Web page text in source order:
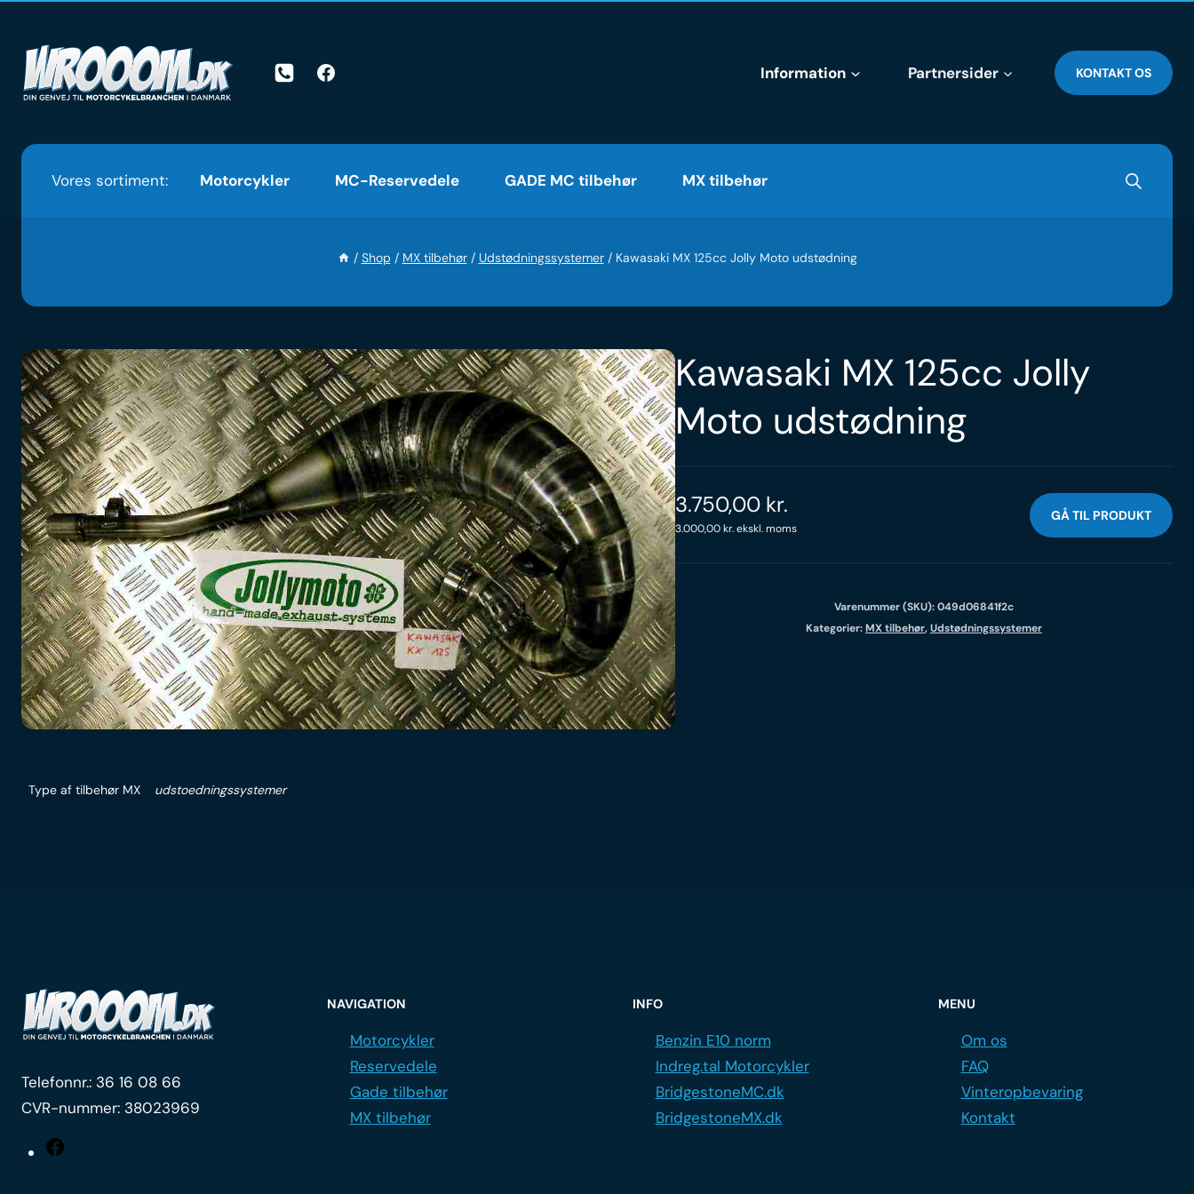
content
Information Partnersider KONTAKT OS
Vores sortiment: Motorcykler MC-Reservedele GADE MC tilbehør MX tilbehør
/ Shop / MX tilbehør / Udstødningssystemer / Kawasaki MX 125cc Jolly Moto udstødning
Type af tilbehør MX udstoedningssystemer
Kawasaki MX 125cc Jolly
Moto udstødning
3.750,00 kr.
3.000,00kr.ekskl. moms
GÅ TIL PRODUKT
Varenummer (SKU):049d06841f2c
Kategorier:MX tilbehør,Udstødningssystemer
Telefonnr.: 36 16 08 66
CVR-nummer: 38023969
NAVIGATION
Motorcykler
Reservedele
Gade tilbehør
MX tilbehør
INFO
Benzin E10 norm
Indreg.tal Motorcykler
BridgestoneMC.dk
BridgestoneMX.dk
MENU
Om os
FAQ
Vinteropbevaring
Kontakt